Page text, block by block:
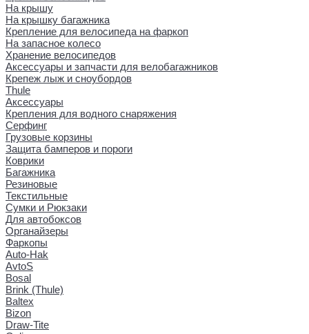
На крышу
На крышку багажника
Крепление для велосипеда на фаркоп
На запасное колесо
Хранение велосипедов
Аксессуары и запчасти для велобагажников
Крепеж лыж и сноубордов
Thule
Аксессуары
Крепления для водного снаряжения
Серфинг
Грузовые корзины
Защита бамперов и пороги
Коврики
Багажника
Резиновые
Текстильные
Сумки и Рюкзаки
Для автобоксов
Органайзеры
Фаркопы
Auto-Hak
AvtoS
Bosal
Brink (Thule)
Baltex
Bizon
Draw-Tite